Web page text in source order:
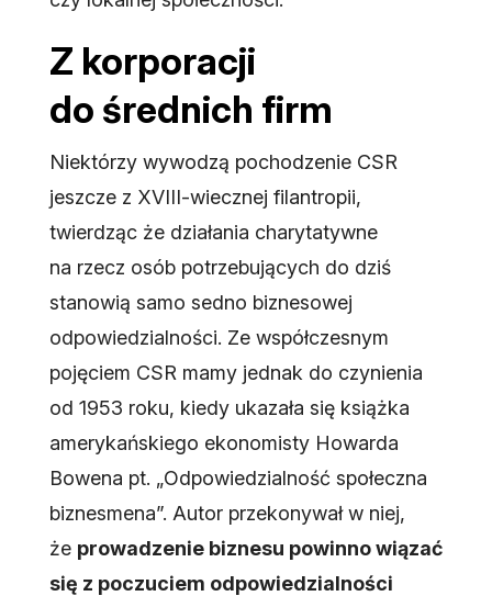
Z korporacji
do średnich firm
Niektórzy wywodzą pochodzenie CSR
jeszcze z XVIII-wiecznej filantropii,
twierdząc że działania charytatywne
na rzecz osób potrzebujących do dziś
stanowią samo sedno biznesowej
odpowiedzialności. Ze współczesnym
pojęciem CSR mamy jednak do czynienia
od 1953 roku, kiedy ukazała się książka
amerykańskiego ekonomisty Howarda
Bowena pt. „Odpowiedzialność społeczna
biznesmena”. Autor przekonywał w niej,
że prowadzenie biznesu powinno wiązać
się z poczuciem odpowiedzialności